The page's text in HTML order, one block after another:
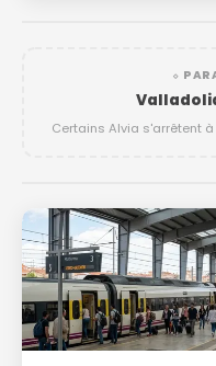
⬦
Certains Alvia s'arrêtent